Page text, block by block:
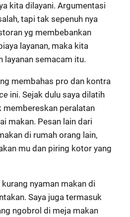
kita dilayani. Argumentasi
tapi tak sepenuh nya
yg membebankan
layanan, maka kita
layanan semacam itu.
membahas pro dan kontra
ini. Sejak dulu saya dilatih
membereskan peralatan
makan. Pesan lain dari
di rumah orang lain,
mu dan piring kotor yang
nyaman makan di
Saya juga termasuk
ngobrol di meja makan